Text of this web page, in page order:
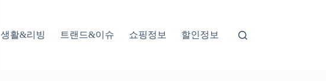
생활&리빙 트랜드&이슈 쇼핑정보 할인정보